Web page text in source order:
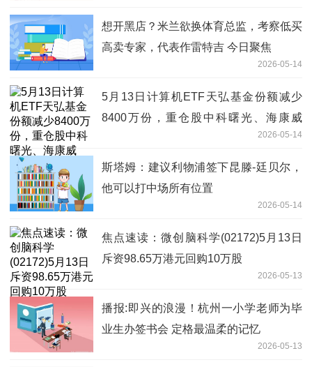
想开黑店？米兰欲换体育总监，考察低买
高卖专家，代表作雷特吉 今日聚焦
2026-05-14
5月13日计算机ETF天弘基金份额减少
8400万份，重仓股中科曙光、海康威
2026-05-14
斯塔姆：建议利物浦签下昆滕-廷贝尔，
他可以打中场所有位置
2026-05-14
焦点速读：微创脑科学(02172)5月13日
斥资98.65万港元回购10万股
2026-05-13
播报:即兴的浪漫！杭州一小学老师为毕
业生办签书会 定格最温柔的记忆
2026-05-13